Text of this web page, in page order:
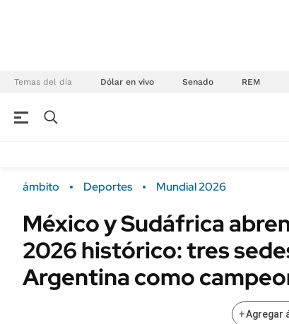
Temas del día Dólar en vivo Senado REM
Campo
FINANZAS
Dólar
Sustentabilidad
POLÍTICA
ámbito Deportes Mundial 2026
México y Sudáfrica
2026 histórico: tres
Argentina como
+Agregar